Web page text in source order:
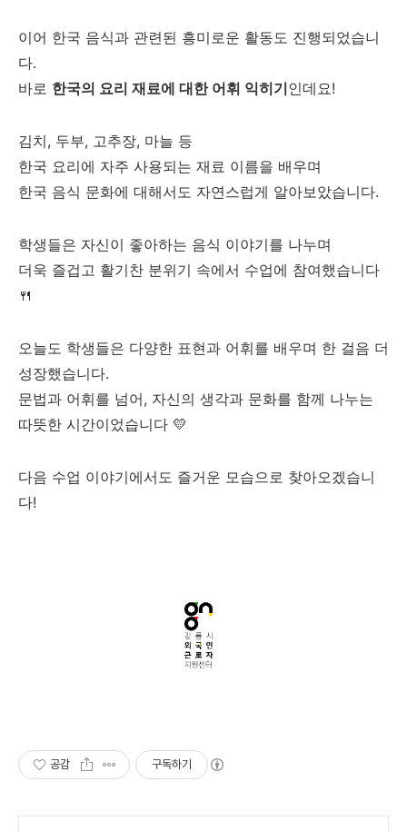
이어 한국 음식과 관련된 흥미로운 활동도 진행되었습니
다.
바로 한국의 요리 재료에 대한 어휘 익히기인데요!
김치, 두부, 고추장, 마늘 등
한국 요리에 자주 사용되는 재료 이름을 배우며
한국 음식 문화에 대해서도 자연스럽게 알아보았습니다.
학생들은 자신이 좋아하는 음식 이야기를 나누며
더욱 즐겁고 활기찬 분위기 속에서 수업에 참여했습니다
🍴
오늘도 학생들은 다양한 표현과 어휘를 배우며 한 걸음 더
성장했습니다.
문법과 어휘를 넘어, 자신의 생각과 문화를 함께 나누는
따뜻한 시간이었습니다 💛
다음 수업 이야기에서도 즐거운 모습으로 찾아오겠습니
다!
공감 구독하기